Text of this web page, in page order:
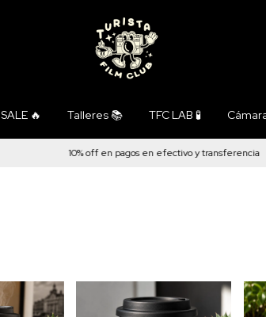
SALE 🔥 Talleres 📚 TFC LAB 🧪
10% off en pagos en efectivo y transferencia 3